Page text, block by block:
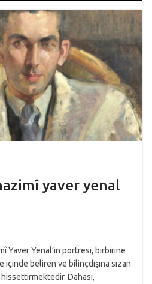
yaver yenal
Yaver Yenal’in portresi, birbirine
içinde beliren ve bilinçdışına sızan
Dahası,